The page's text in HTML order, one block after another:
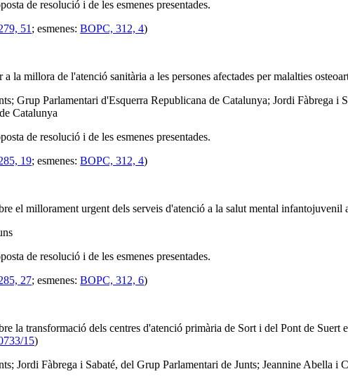
de resolució i de les esmenes presentades.
51 ; esmenes:BOPC, 312, 4)
a la millora de l'atenció sanitària a les persones afectades per malalties
Grup Parlamentari d'Esquerra Republicana de Catalunya; Jordi Fàbrega
Catalunya
de resolució i de les esmenes presentades.
19; esmenes:BOPC, 312, 4)
el millorament urgent dels serveis d'atenció a la salut mental infantojuvenil
de resolució i de les esmenes presentades.
27; esmenes:BOPC, 312, 6)
la transformació dels centres d'atenció primària de Sort i del Pont de
15)
Jordi Fàbrega i Sabaté, del Grup Parlamentari de Junts; Jeannine Abella i